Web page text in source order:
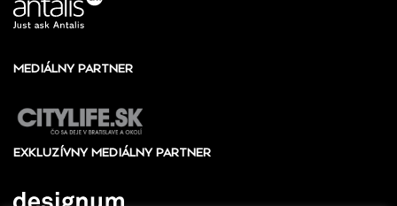
MEDIÁLNY PARTNER
EXKLUZÍVNY MEDIÁLNY PARTNER